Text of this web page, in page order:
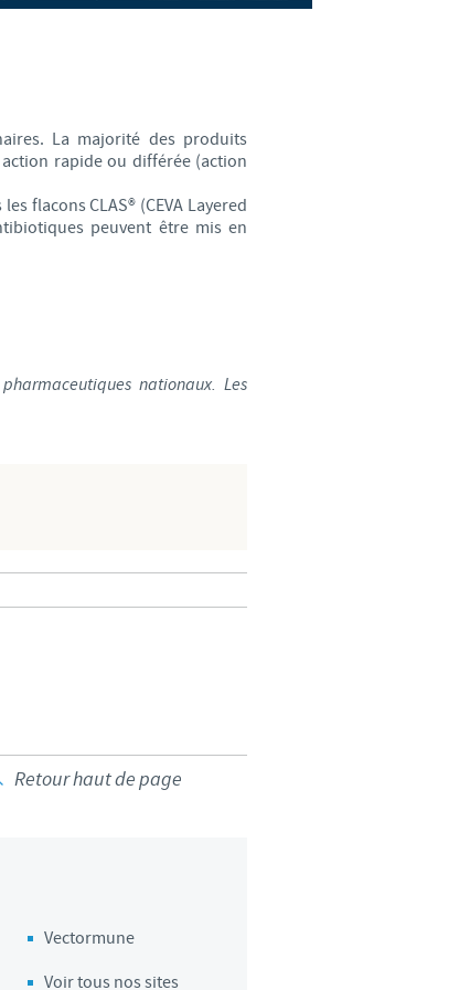
La majorité des produits
rapide ou différée (action
flacons CLAS® (CEVA Layered
peuvent être mis en
nationaux. Les
Retour haut de page
Vectormune
Voir tous nos sites